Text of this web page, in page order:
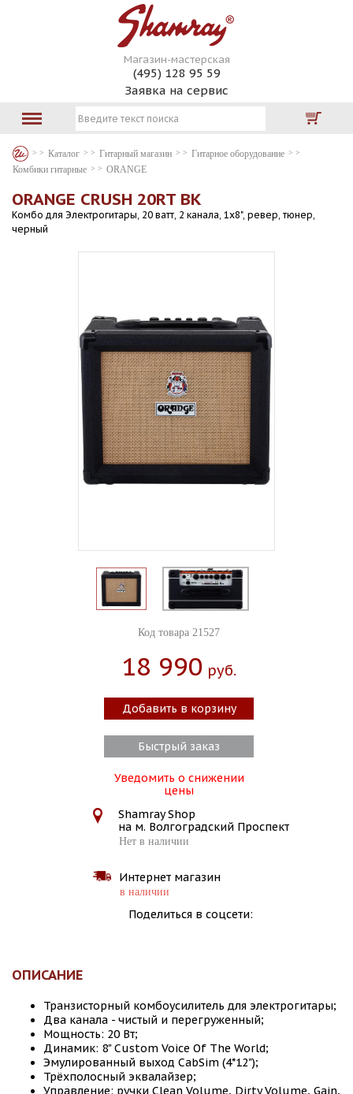
Магазин-мастерская
(495) 128 95 59
Заявка на сервис
Каталог Гитарный магазин
Гитарное оборудование
Комбики гитарные
ORANGE
ORANGE CRUSH 20RT BK
Комбо для Электрогитары, 20 ватт, 2 канала, 1х8", ревер, тюнер,
черный
Код товара 21527
18 990 Руб.
Добавить в корзину
Быстрый заказ
Уведомить о снижении
цены
Shamray Shop
на м. Волгоградский Проспект
Нет в наличии
Интернет магазин
в наличии
Поделиться в соцсети:
ОПИСАНИЕ
Транзисторный комбоусилитель для электрогитары;
Два канала - чистый и перегруженный;
Мощность: 20 Вт;
Динамик: 8" Сustom Voice Of The World;
Эмулированный выход CabSim (4*12");
Трёхполосный эквалайзер;
Управление: ручки Clean Volume, Dirty Volume, Gain,